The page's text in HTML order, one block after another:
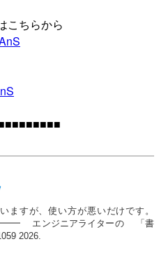
こちらから
ますが、使い方が悪いだけです。
ンジニアライターの 「書
2026.